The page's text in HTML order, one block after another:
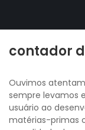
contador
Ouvimos
sempre levamos
usuário ao
matérias-primas